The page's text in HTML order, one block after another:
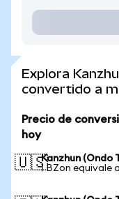
Explora
convertido a
Precio de
hoy
🇺🇸Kanzhun (Ondo
1 BZon equivale